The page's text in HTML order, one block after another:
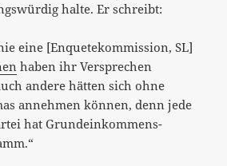
halte. Er schreibt:
eine [Enquetekommission, SL]
haben ihr Versprechen
andere hätten sich ohne
annehmen können, denn jede
hat Grundeinkommens-